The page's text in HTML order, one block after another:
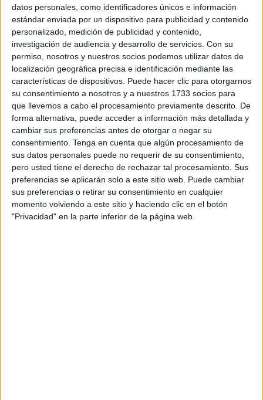
datos personales, como identificadores únicos e información
estándar enviada por un dispositivo para publicidad y contenido
personalizado, medición de publicidad y contenido,
investigación de audiencia y desarrollo de servicios. Con su
permiso, nosotros y nuestros socios podemos utilizar datos de
localización geográfica precisa e identificación mediante las
características de dispositivos. Puede hacer clic para otorgarnos
su consentimiento a nosotros y a nuestros 1733 socios para
que llevemos a cabo el procesamiento previamente descrito. De
forma alternativa, puede acceder a información más detallada y
cambiar sus preferencias antes de otorgar o negar su
consentimiento. Tenga en cuenta que algún procesamiento de
sus datos personales puede no requerir de su consentimiento,
pero usted tiene el derecho de rechazar tal procesamiento. Sus
preferencias se aplicarán solo a este sitio web. Puede cambiar
sus preferencias o retirar su consentimiento en cualquier
momento volviendo a este sitio y haciendo clic en el botón
"Privacidad" en la parte inferior de la página web.